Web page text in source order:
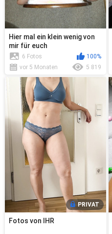
Hier mal ein klein wenig von
mir für euch
6 Fotos
100%
vor 5 Monaten
5 819
PRIVAT
Fotos von IHR